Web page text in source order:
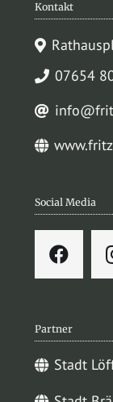
Kontakt
07654
Social Media
Partner
Stadt